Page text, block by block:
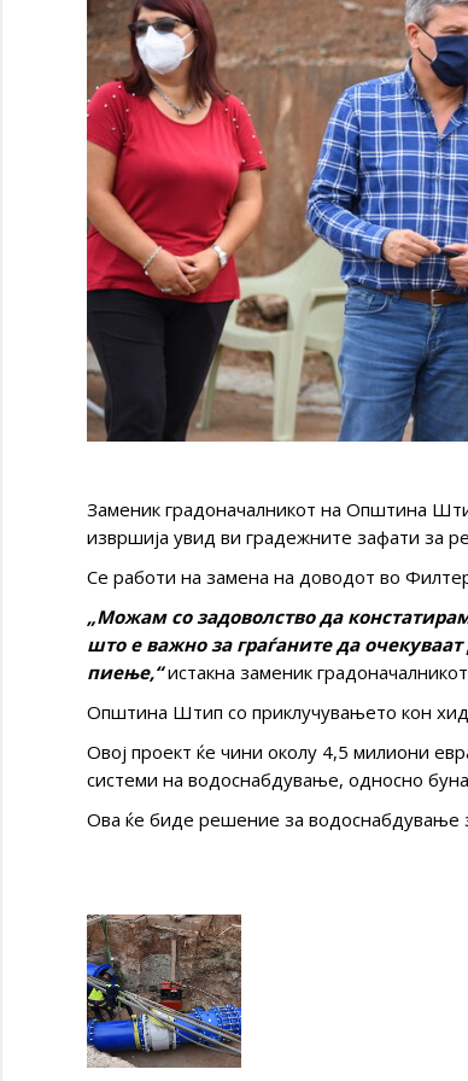
Заменик градоначалникот на Општина
извршија увид ви градежните зафати за
Се работи на замена на доводот во
„Можам со задоволство да
што е важно за граѓаните да
пиење,“истакна заменик
Општина Штип со приклучувањето кон
Овој проект ќе чини околу 4,5 милиони
системи на водоснабдување, односно
Ова ќе биде решение за водоснабдување